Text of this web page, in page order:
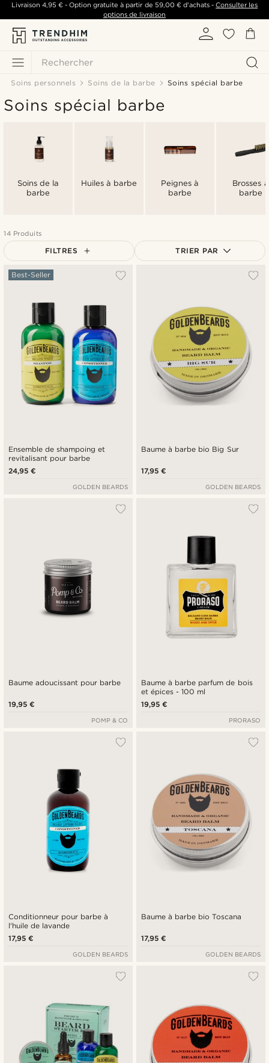
Rechercher
Livraison 4,95 €- Option gratuite à partir de 59,00 €d'achats -Consulter les
options de livraison
Soins personnels Soins de la barbe Soins spécial barbe
Soins spécial barbe
Soins de la
barbe
Huiles à barbe
Peignes à
barbe
Brosses à
barbe
14 Produits
FILTRES TRIER PAR
Prix croissant
Prix décroissant
Ensemble de shampoing et
revitalisant pour barbe
Best-Seller
24,95 €
GOLDEN BEARDS
Baume à barbe bio Big Sur
17,95 €
GOLDEN BEARDS
Baume adoucissant pour barbe
19,95 €
POMP & CO
Baume à barbe parfum de bois
et épices - 100 ml
19,95 €
PRORASO
Conditionneur pour barbe à
l'huile de lavande
17,95 €
GOLDEN BEARDS
Baume à barbe bio Toscana
17,95 €
GOLDEN BEARDS